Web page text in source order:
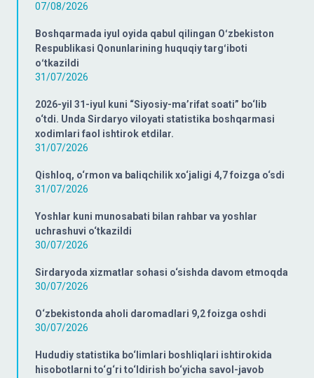
07/08/2026
Boshqarmada iyul oyida qabul qilingan Oʻzbekiston
Respublikasi Qonunlarining huquqiy targʻiboti
oʻtkazildi
31/07/2026
2026-yil 31-iyul kuni “Siyosiy-ma’rifat soati” bo‘lib
o‘tdi. Unda Sirdaryo viloyati statistika boshqarmasi
xodimlari faol ishtirok etdilar.
31/07/2026
Qishloq, o‘rmon va baliqchilik xo‘jaligi 4,7 foizga o‘sdi
31/07/2026
Yoshlar kuni munosabati bilan rahbar va yoshlar
uchrashuvi o‘tkazildi
30/07/2026
Sirdaryoda xizmatlar sohasi o‘sishda davom etmoqda
30/07/2026
O‘zbekistonda aholi daromadlari 9,2 foizga oshdi
30/07/2026
Hududiy statistika bo‘limlari boshliqlari ishtirokida
hisobotlarni to‘g‘ri to‘ldirish bo‘yicha savol-javob